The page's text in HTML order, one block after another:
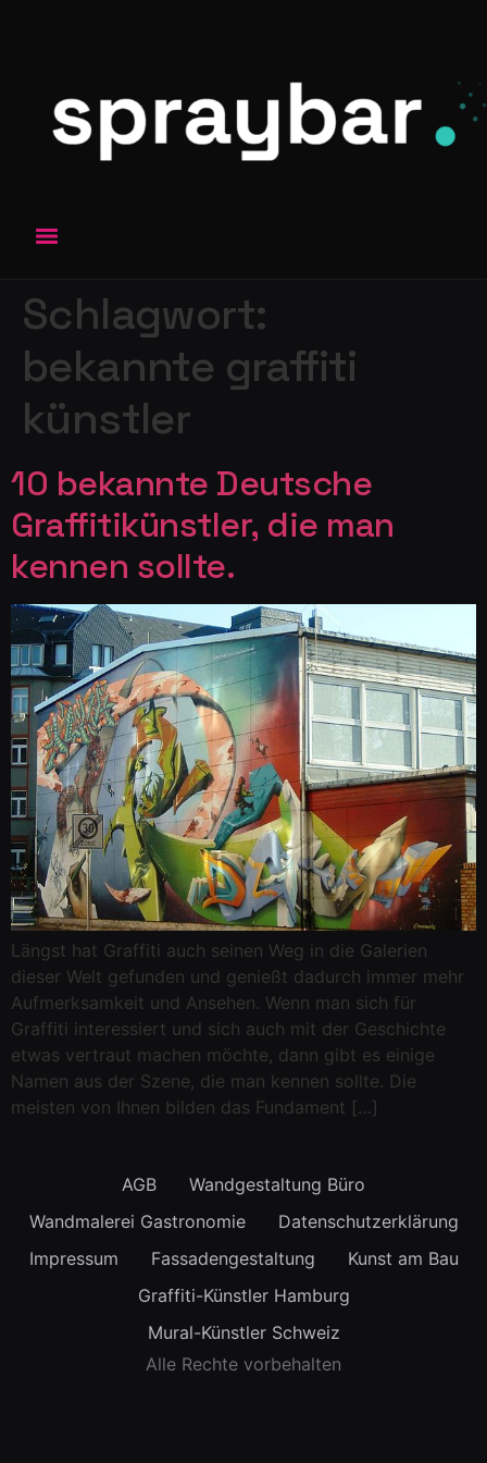
Schlagwort:
bekannte graffiti
künstler
10 bekannte Deutsche
Graffitikünstler, die man
kennen sollte.
Längst hat Graffiti auch seinen Weg in die Galerien
dieser Welt gefunden und genießt dadurch immer mehr
Aufmerksamkeit und Ansehen. Wenn man sich für
Graffiti interessiert und sich auch mit der Geschichte
etwas vertraut machen möchte, dann gibt es einige
Namen aus der Szene, die man kennen sollte. Die
meisten von Ihnen bilden das Fundament […]
AGB
Wandgestaltung Büro
Wandmalerei Gastronomie
Datenschutzerklärung
Impressum
Fassadengestaltung
Kunst am Bau
Graffiti-Künstler Hamburg
Mural-Künstler Schweiz
Alle Rechte vorbehalten